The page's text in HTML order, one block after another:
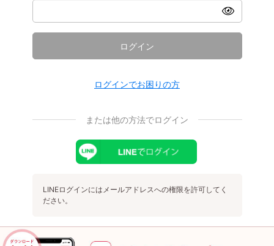
ログイン
ログインでお困りの方
または他の方法でログイン
LINEログインにはメールアドレスへの権限を許可してく
ださい。